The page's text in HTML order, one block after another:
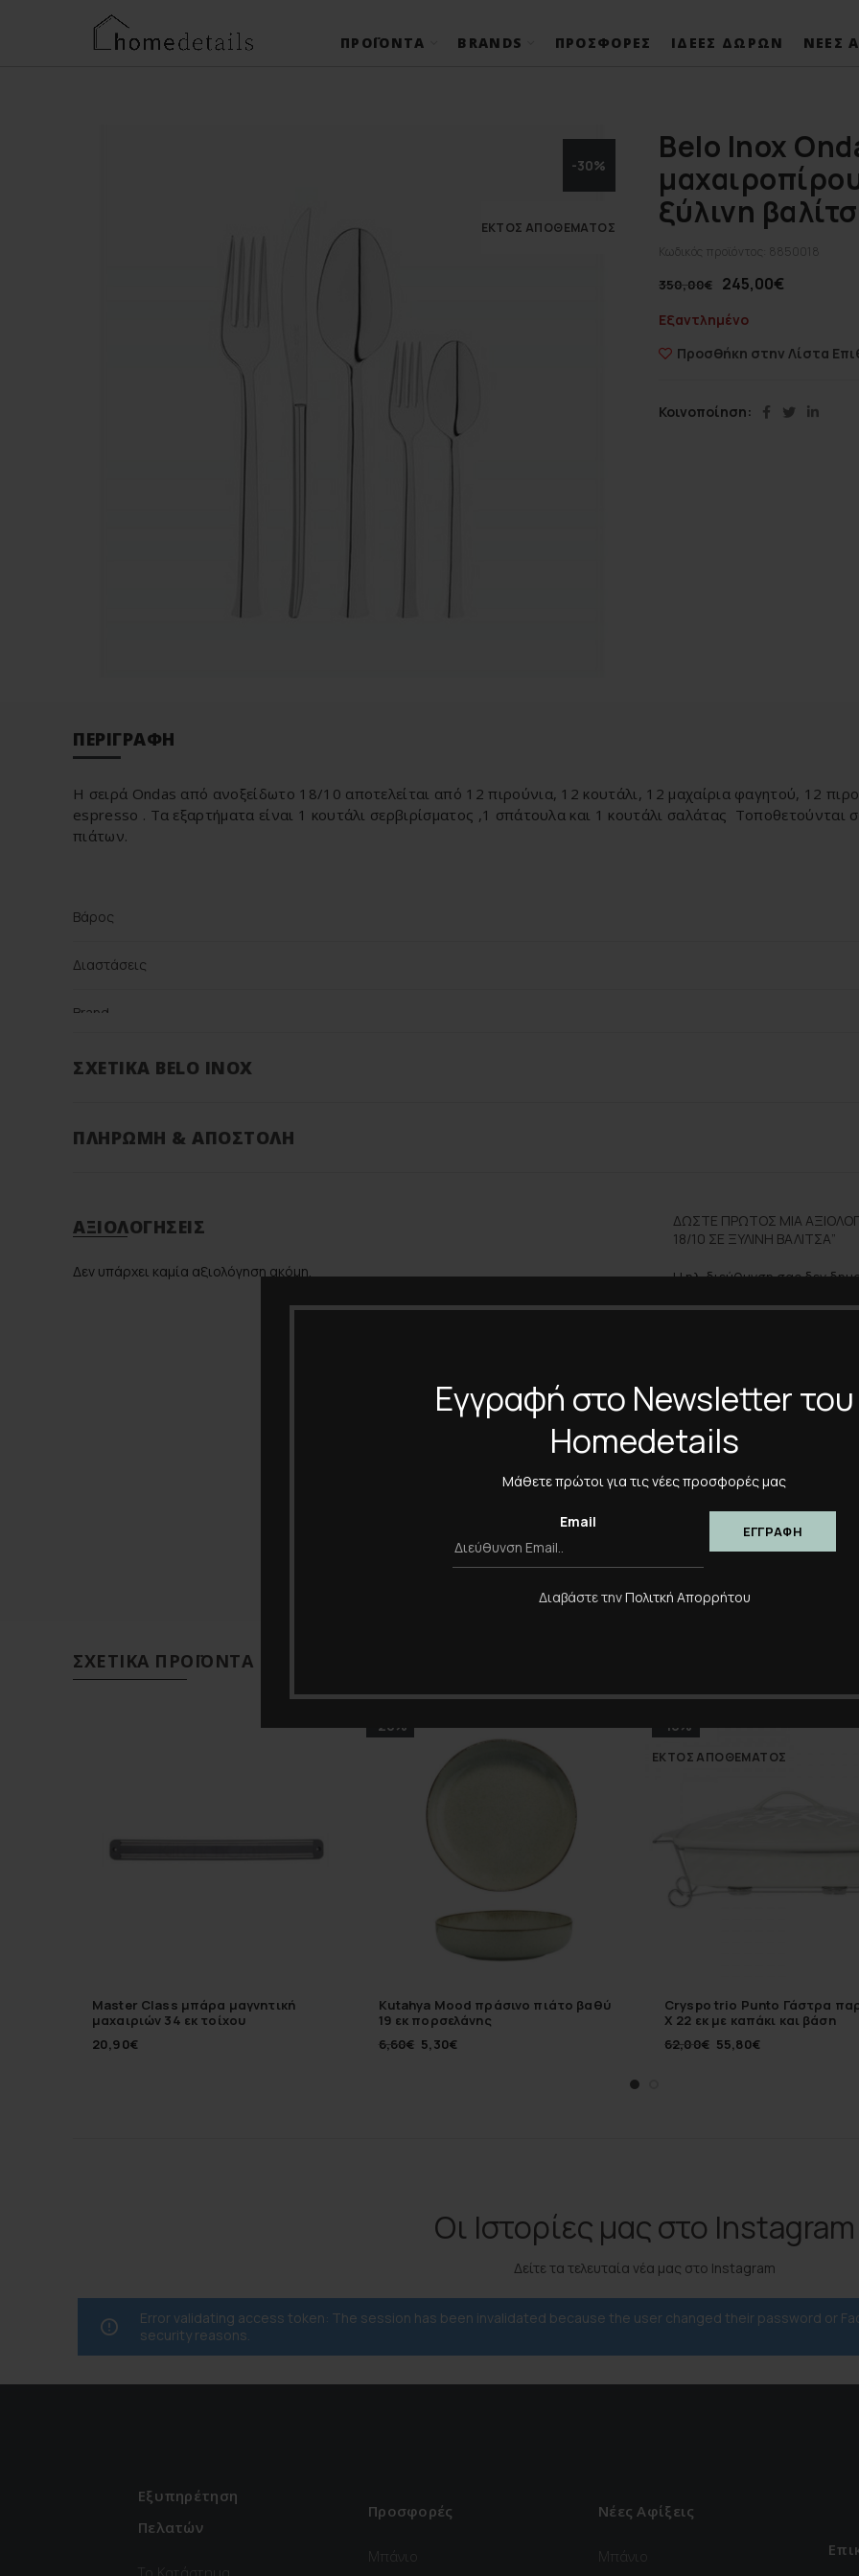
Εγγραφή στο Newsletter του
Homedetails
Μάθετε πρώτοι για τις νέες προσφορές μας
Email
Διαβάστε τηνΠολιτκή Απορρήτου
ΠΡΟΪΌΝΤΑ BRANDS ΠΡΟΣΦΟΡΈΣ ΙΔΈΕΣ ΔΏΡΩΝ ΝΈΕΣ
-30%
ΕΚΤΌΣ ΑΠΟΘΈΜΑΤΟΣ
Belo Inox
ξύλινη
Κωδικός προϊόντος: 8850018
350,00€ 245,00€
Εξαντλημένο
Προσθήκη στην Λίστα
Κοινοποίηση
ΠΕΡΙΓΡΑΦΉ
H σειρά Ondas από ανοξείδωτο 18/10 αποτελείται από 12 πιρούνια, 12 κουτάλι, 12 μαχαίρια φαγητού, 12
espresso . Τα εξαρτήματα είναι 1 κουτάλι σερβιρίσματος ,1 σπάτουλα και 1 κουτάλι σαλάτας Τοποθετούνται
πιάτων.
Βάρος
Διαστάσεις
Brand
Color
ΣΧΕΤΙΚΆ BELO INOX
ΠΛΗΡΩΜΉ & ΑΠΟΣΤΟΛΉ
ΑΞΙΟΛΟΓΉΣΕΙΣ
Δεν υπάρχει καμία αξιολόγηση ακόμη.
ΔΏΣΤΕ ΠΡΏΤΟΣ ΜΊΑ
18/10 ΣΕ ΞΎΛΙΝΗ ΒΑΛΊΤΣΑ”
Η ηλ. διεύθυνση σας δεν
*
Όνομα*
Αποθήκευσε το όνομά
πλοηγό για την επόμενη
ΣΧΕΤΙΚΆ ΠΡΟΪΌΝΤΑ
Master Class μπάρα μαγνητική
μαχαιριών 34 εκ τοίχου
20,90€
-20%
Kutahya Mood πράσινο πιάτο βαθύ
19 εκ πορσελάνης
6,60€ 5,30€
-10%
ΕΚΤΌΣ ΑΠΟΘΈΜΑΤΟΣ
Cryspo trio Punto Γάστρα
X 22 εκ με καπάκι και βάση
62,00€ 55,80€
Οι Ιστορίες μας στο Instagram
Δείτε τα τελευταία νέα μας στο Instagram
Error validating access token: The session has been invalidated because the user changed their password or
security reasons.
Εξυπηρέτηση
Πελατών
Το Κατάστημα
Προσφορές
Μπάνιο
Νέες Αφίξεις
Μπάνιο